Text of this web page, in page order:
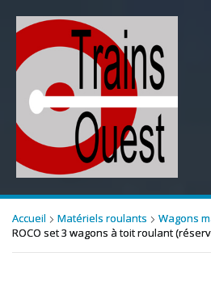
Accueil Matériels roulants
Wagons
ROCO set 3 wagons à toit roulant